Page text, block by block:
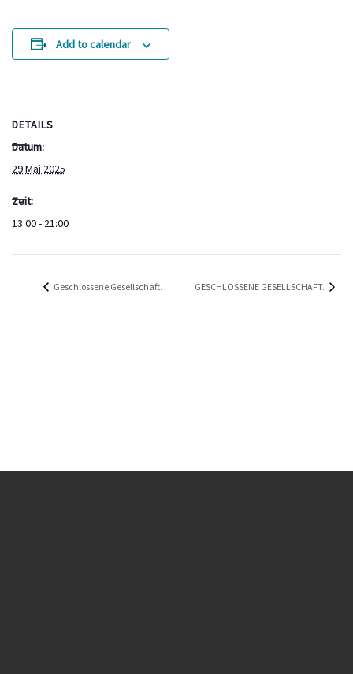
Add to calendar
DETAILS
Datum:
29 Mai 2025
Zeit:
13:00 - 21:00
Geschlossene Gesellschaft. GESCHLOSSENE GESELLSCHAFT.